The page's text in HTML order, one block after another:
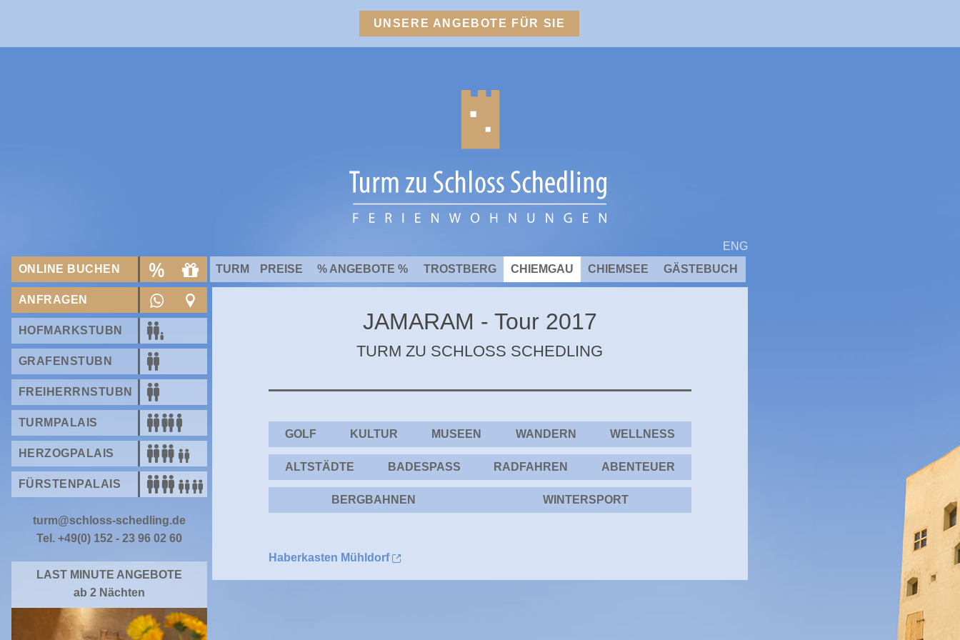
UNSERE ANGEBOTE FÜR SIE
TURM PREISE % ANGEBOTE % TROSTBERG CHIEMGAU CHIEMSEE GÄSTEBUCH
ONLINE BUCHEN
ANFRAGEN
HOFMARKSTUBN
GRAFENSTUBN
FREIHERRNSTUBN
TURMPALAIS
HERZOGPALAIS
FÜRSTENPALAIS
turm@schloss-schedling.de
Tel. +49(0) 152 - 23 96 02 60
LAST MINUTE ANGEBOTE
ab 2 Nächten
ENG
JAMARAM - Tour 2017
TURM ZU SCHLOSS SCHEDLING
GOLF KULTUR MUSEEN WANDERN WELLNESS
ALTSTÄDTE BADESPASS RADFAHREN ABENTEUER
BERGBAHNEN WINTERSPORT
Haberkasten Mühldorf